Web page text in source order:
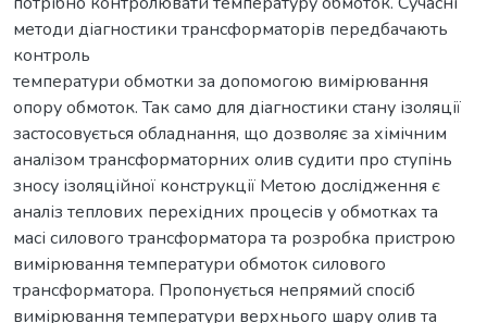
методи діагностики трансформаторів передбачають
контроль
температури обмотки за допомогою вимірювання
опору обмоток. Так само для діагностики стану ізоляції
застосовується обладнання, що дозволяє за хімічним
аналізом трансформаторних олив судити про ступінь
зносу ізоляційної конструкції Метою дослідження є
аналіз теплових перехідних процесів у обмотках та
масі силового трансформатора та розробка пристрою
вимірювання температури обмоток силового
трансформатора. Пропонується непрямий спосіб
вимірювання температури верхнього шару олив та